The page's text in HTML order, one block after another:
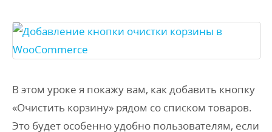
В этом уроке я покажу вам, как добавить кнопку
«Очистить корзину» рядом со списком товаров.
Это будет особенно удобно пользователям, если